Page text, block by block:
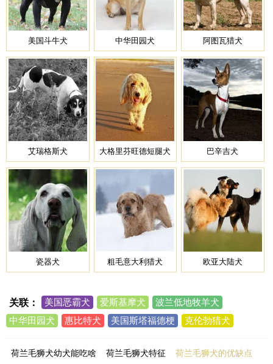
美国斗牛犬 中华田园犬 阿图瓦猎犬
艾瑞格斯犬 大格里芬旺德短腿犬 巴辛吉犬
瓷器犬 粗毛意大利猎犬 欧亚大陆犬
关联： 美国恶霸犬 爱斯基摩犬
波兰低地牧羊犬
中华田园犬
惠比特犬 美国斯塔福德梗
克伦勃猎犬
大格里芬旺德短腿犬
罗威纳 巴辛吉犬 比格 美国斗牛犬
荷兰毛狮犬幼犬能吃啥 荷兰毛狮犬特征 荷兰毛狮犬的优缺点